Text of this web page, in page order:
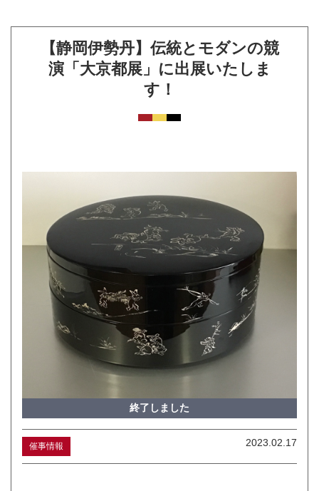
【静岡伊勢丹】伝統とモダンの競
演「大京都展」に出展いたしま
す！
終了しました
催事情報 2023.02.17